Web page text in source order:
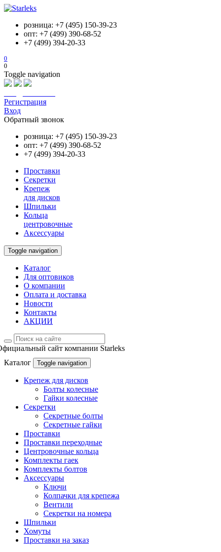
розница: +7 (495) 150-39-23
опт: +7 (499) 390-68-52
+7 (499) 394-20-33
0
0
Toggle navigation
Регистрация
Вход
Обратный звонок
розница: +7 (495) 150-39-23
опт: +7 (499) 390-68-52
+7 (499) 394-20-33
Проставки
Секретки
Крепеж
для дисков
Шпильки
Кольца
центровочные
Аксессуары
Toggle navigation
Каталог
Для оптовиков
О компании
Оплата и доставка
Новости
Контакты
АКЦИИ
сайт компании Starleks
Каталог
Toggle navigation
Крепеж для дисков
Болты колесные
Гайки колесные
Секретки
Секретные болты
Секретные гайки
Проставки
Проставки переходные
Центровочные кольца
Комплекты гаек
Комплекты болтов
Аксессуары
Ключи
Колпачки для крепежа
Вентили
Секретки на номера
Шпильки
Хомуты
Проставки на заказ